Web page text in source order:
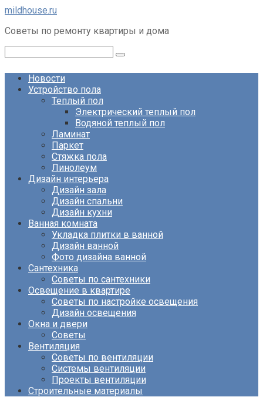
Перейти
контенту
mildhouse.ru
Советы по ремонту квартиры и дома
Новости
Устройство пола
Теплый пол
Электрический теплый пол
Водяной теплый пол
Ламинат
Паркет
Стяжка пола
Линолеум
Дизайн интерьера
Дизайн зала
Дизайн спальни
Дизайн кухни
Ванная комната
Укладка плитки в ванной
Дизайн ванной
Фото дизайна ванной
Сантехника
Советы по сантехники
Освещение в квартире
Советы по настройке освещения
Дизайн освещения
Окна и двери
Советы
Вентиляция
Советы по вентиляции
Системы вентиляции
Проекты вентиляции
Строительные материалы